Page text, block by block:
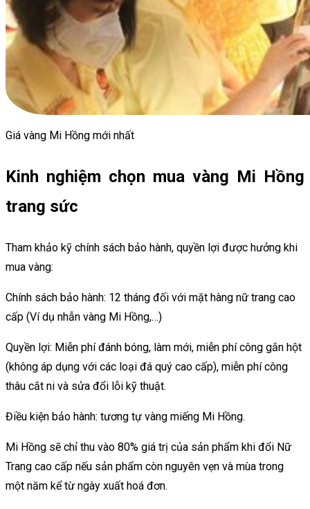
Giá vàng Mi Hồng mới nhất
Kinh nghiệm chọn mua vàng Mi Hồng
trang sức
Tham khảo kỹ chính sách bảo hành, quyền lợi được hưởng khi
mua vàng:
Chính sách bảo hành: 12 tháng đối với mặt hàng nữ trang cao
cấp (Ví dụ nhẫn vàng Mi Hồng,…)
Quyền lợi: Miễn phí đánh bóng, làm mới, miễn phí công gắn hột
(không áp dụng với các loại đá quý cao cấp), miễn phí công
thâu cắt ni và sửa đổi lỗi kỹ thuật.
Điều kiện bảo hành: tương tự vàng miếng Mi Hồng.
Mi Hồng sẽ chỉ thu vào 80% giá trị của sản phẩm khi đổi Nữ
Trang cao cấp nếu sản phẩm còn nguyên vẹn và mùa trong
một năm kể từ ngày xuất hoá đơn.